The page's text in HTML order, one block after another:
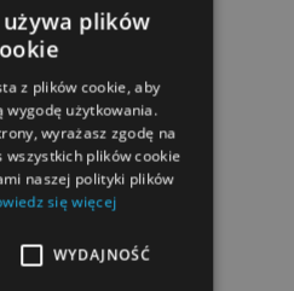
plików
z plików cookie, aby
wygodę użytkowania.
wyrażasz zgodę na
wszystkich plików cookie
naszej polityki plików
się więcej
WYDAJNOŚĆ